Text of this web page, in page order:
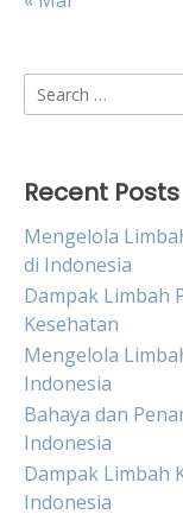
Search
for:
Recent Posts
Mengelola
di Indonesia
Dampak Limbah
Kesehatan
Mengelola
Indonesia
Bahaya dan
Indonesia
Dampak Limbah
Indonesia